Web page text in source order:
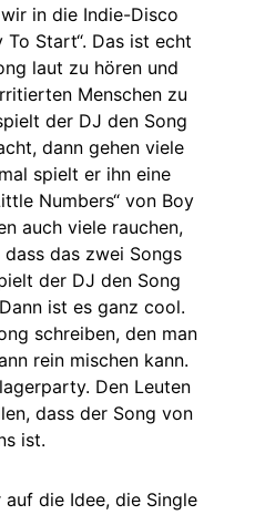
in die Indie-Disco
To Start“. Das ist echt
laut zu hören und
Menschen zu
der DJ den Song
dann gehen viele
spielt er ihn eine
Numbers“ von Boy
auch viele rauchen,
das zwei Songs
der DJ den Song
ist es ganz cool.
schreiben, den man
rein mischen kann.
Den Leuten
dass der Song von
ist.
die Idee, die Single